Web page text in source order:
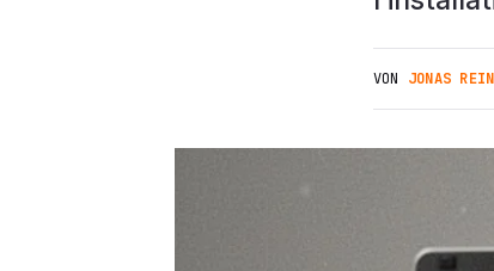
VON JONAS